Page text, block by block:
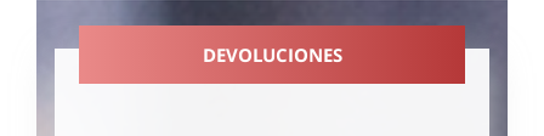
DEVOLUCIONES